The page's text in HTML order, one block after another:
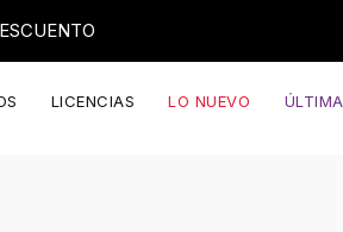
LICENCIAS LO NUEVO